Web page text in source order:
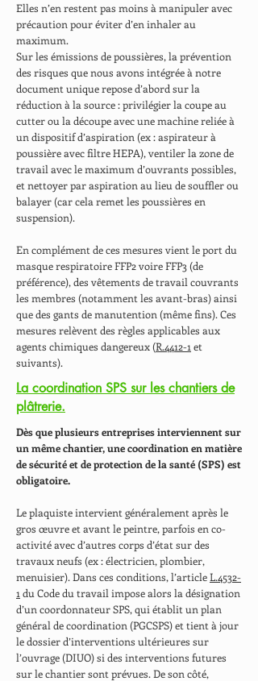
Elles n’en restent pas moins à manipuler avec
précaution pour éviter d’en inhaler au
maximum.
Sur les émissions de poussières, la prévention
des risques que nous avons intégrée à notre
document unique repose d’abord sur la
réduction à la source : privilégier la coupe au
cutter ou la découpe avec une machine reliée à
un dispositif d’aspiration (ex : aspirateur à
poussière avec filtre HEPA), ventiler la zone de
travail avec le maximum d’ouvrants possibles,
et nettoyer par aspiration au lieu de souffler ou
balayer (car cela remet les poussières en
suspension).
En complément de ces mesures vient le port du
masque respiratoire FFP2 voire FFP3 (de
préférence), des vêtements de travail couvrants
les membres (notamment les avant-bras) ainsi
que des gants de manutention (même fins). Ces
mesures relèvent des règles applicables aux
agents chimiques dangereux (R.4412-1 et
suivants).
La coordination SPS sur les chantiers de
plâtrerie.
Dès que plusieurs entreprises interviennent sur
un même chantier, une coordination en matière
de sécurité et de protection de la santé (SPS) est
obligatoire.
Le plaquiste intervient généralement après le
gros œuvre et avant le peintre, parfois en co-
activité avec d’autres corps d’état sur des
travaux neufs (ex : électricien, plombier,
menuisier). Dans ces conditions, l’articleL.4532-
1 du Code du travail impose alors la désignation
d’un coordonnateur SPS, qui établit un plan
général de coordination (PGCSPS) et tient à jour
le dossier d’interventions ultérieures sur
l’ouvrage (DIUO) si des interventions futures
sur le chantier sont prévues. De son côté,